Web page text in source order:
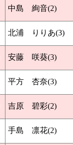
中島 絢音(2)
北浦 りりあ(3)
安藤 咲葵(3)
平方 杏奈(3)
吉原 碧彩(2)
手島 凛花(2)